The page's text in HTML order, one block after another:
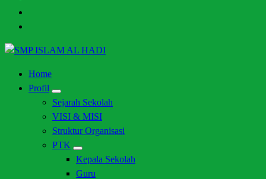
Halaman Resmi SMP Islam Al Hadi Mojolaban
Home
Profil
Sejarah Sekolah
VISI & MISI
Struktur Organisasi
PTK
Kepala Sekolah
Guru